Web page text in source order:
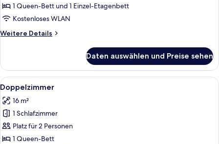
1 Queen-Bett und 1 Einzel-Etagenbett
Kostenloses WLAN
Weitere Details
Weitere
Daten auswählen und Preise sehen
Alle
Fotos
für
Doppelzimmer
anzeigen
Schreibtisch, schallisolierte Zimmer,
4
Doppelzimmer
16 m²
1 Schlafzimmer
Platz für 2 Personen
1 Queen-Bett